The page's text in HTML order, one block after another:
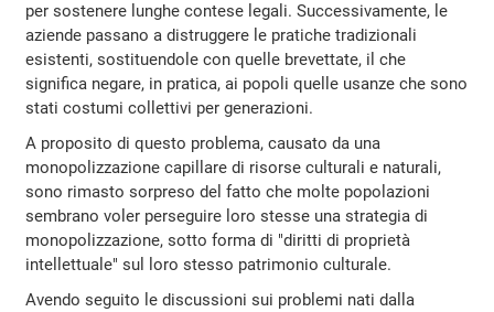
per sostenere lunghe contese legali. Successivamente, le
aziende passano a distruggere le pratiche tradizionali
esistenti, sostituendole con quelle brevettate, il che
significa negare, in pratica, ai popoli quelle usanze che sono
stati costumi collettivi per generazioni.
A proposito di questo problema, causato da una
monopolizzazione capillare di risorse culturali e naturali,
sono rimasto sorpreso del fatto che molte popolazioni
sembrano voler perseguire loro stesse una strategia di
monopolizzazione, sotto forma di "diritti di proprietà
intellettuale" sul loro stesso patrimonio culturale.
Avendo seguito le discussioni sui problemi nati dalla